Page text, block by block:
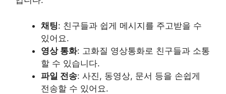
채팅: 친구들과 쉽게 메시지를 주고받을 수
있어요.
영상 통화: 고화질 영상통화로 친구들과 소통
할 수 있습니다.
파일 전송: 사진, 동영상, 문서 등을 손쉽게
전송할 수 있어요.